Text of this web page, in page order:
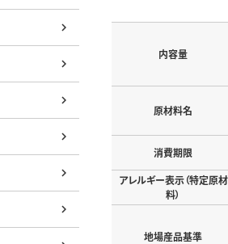
内容量
原材料名
消費期限
アレルギー表示（特定原材
料）
地場産品基準